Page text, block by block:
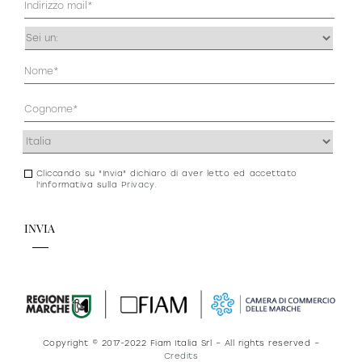
Sofisticato deciso
(Obbligatorio)
Occupazione
Anagrafica
Indirizzo
Consenso
Cliccando su "Invia" dichiaro di aver letto ed accettato
l'informativa sulla Privacy.
Copyright © 2017-2022 Fiam Italia Srl – All rights reserved –
Credits